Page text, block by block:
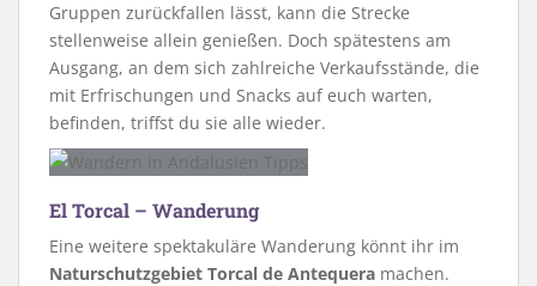
Gruppen zurückfallen lässt, kann die Strecke
stellenweise allein genießen. Doch spätestens am
Ausgang, an dem sich zahlreiche Verkaufsstände, die
mit Erfrischungen und Snacks auf euch warten,
befinden, triffst du sie alle wieder.
El Torcal – Wanderung
Eine weitere spektakuläre Wanderung könnt ihr im
Naturschutzgebiet Torcal de Antequera machen.